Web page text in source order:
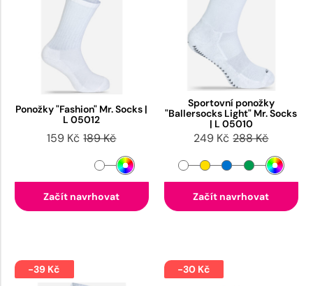
Ponožky "Fashion" Mr. Socks |
L 05012
159 Kč 189 Kč
Začít navrhovat
Sportovní ponožky
"Ballersocks Light" Mr. Socks
| L 05010
249 Kč 288 Kč
Začít navrhovat
-39 Kč -30 Kč